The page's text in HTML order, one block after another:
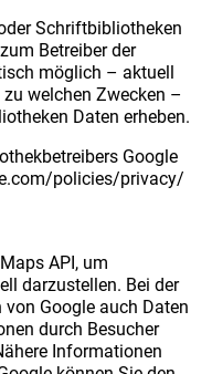
Schriftbibliotheken
Betreiber der
möglich – aktuell
welchen Zwecken –
Daten erheben.
Google
policies/privacy/
API, um
darzustellen. Bei der
Google auch Daten
durch Besucher
Informationen